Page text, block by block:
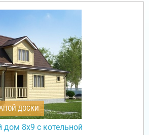
ДОСКИ
8х9 с котельной